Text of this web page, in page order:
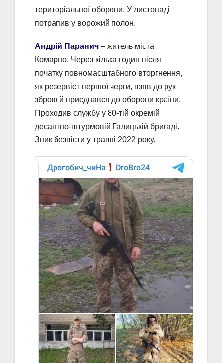
територіальної оборони. У листопаді
потрапив у ворожий полон.
Андрій Паранич – житель міста
Комарно. Через кілька годин після
початку повномасштабного вторгнення,
як резервіст першої черги, взяв до рук
зброю й приєднався до оборони країни.
Проходив службу у 80-тій окремій
десантно-штурмовій Галицькій бригаді.
Зник безвісти у травні 2022 року.